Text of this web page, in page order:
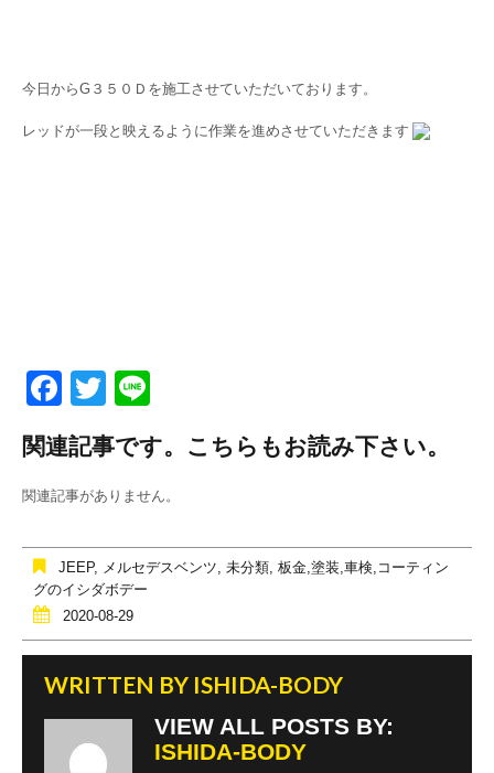
今日からG３５０Ｄを施工させていただいております。
レッドが一段と映えるように作業を進めさせていただきます
F
a
c
e
o
o
k
T
tt
er
e
関連記事です。こちらもお読み下さい。
関連記事がありません。
JEEP, メルセデスベンツ, 未分類, 板金,塗装,車検,コーティン
グのイシダボデー
2020-08-29
WRITTEN BY ISHIDA-BODY
VIEW ALL POSTS BY:
ISHIDA-BODY